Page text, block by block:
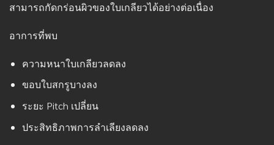
สามารถกัดกร่อนผิวของใบเกลียวได้อย่างต่อเนื่อง
อาการที่พบ
ความหนาใบเกลียวลดลง
ขอบใบสกรูบางลง
ระยะ Pitch เปลี่ยน
ประสิทธิภาพการลำเลียงลดลง